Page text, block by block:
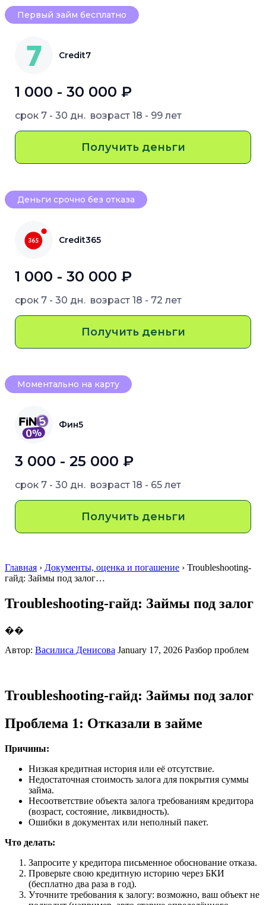
Первый займ бесплатно
Credit7
1 000 - 30 000 ₽
срок 7 - 30 дн. возраст 18 - 99 лет
Получить деньги
Деньги срочно без отказа
Credit365
1 000 - 30 000 ₽
срок 7 - 30 дн. возраст 18 - 72 лет
Получить деньги
Моментально на карту
Фин5
3 000 - 25 000 ₽
срок 7 - 30 дн. возраст 18 - 65 лет
Получить деньги
Главная › Документы, оценка и погашение › Troubleshooting-
гайд: Займы под залог…
Troubleshooting-гайд: Займы под залог
��
Автор: Василиса Денисова January 17, 2026 Разбор проблем
Troubleshooting-гайд: Займы под залог
Проблема 1: Отказали в займе
Причины:
Низкая кредитная история или её отсутствие.
Недостаточная стоимость залога для покрытия суммы
займа.
Несоответствие объекта залога требованиям кредитора
(возраст, состояние, ликвидность).
Ошибки в документах или неполный пакет.
Что делать:
Запросите у кредитора письменное обоснование отказа.
Проверьте свою кредитную историю через БКИ
(бесплатно два раза в год).
Уточните требования к залогу: возможно, ваш объект не